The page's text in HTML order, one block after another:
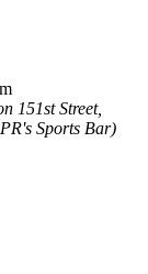
151st Street,
Sports Bar)